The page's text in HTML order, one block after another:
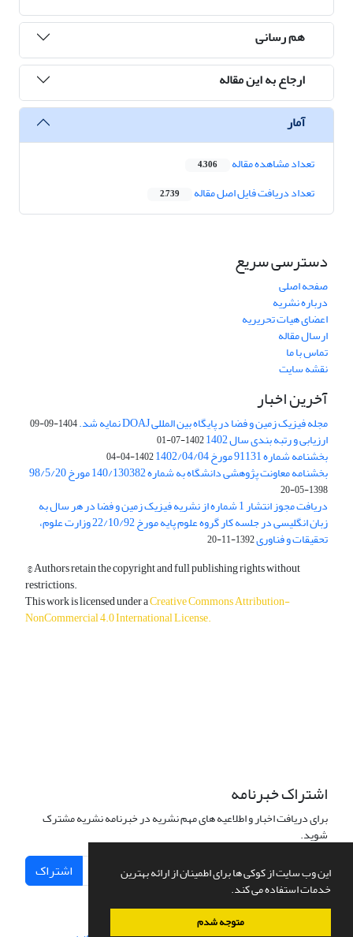
این وب سایت از کوکی ها برای اطمینان از ارائه بهترین
خدمات استفاده می کند.
متوجه شدم
هم رسانی
ارجاع به این مقاله
آمار
تعداد مشاهده مقاله 4,306
تعداد دریافت فایل اصل مقاله 2,739
دسترسی سریع
صفحه اصلی
درباره نشریه
اعضای هیات تحریریه
ارسال مقاله
تماس با ما
نقشه سایت
آخرین اخبار
مجله فیزیک زمین و فضا در پایگاه بین المللی DOAJ نمایه شد. 1404-09-09
ارزیابی و رتبه بندی سال 1402 1402-07-01
بخشنامه شماره 91131 مورخ 1402/04/04 1402-04-04
بخشنامه معاونت پژوهشی دانشگاه به شماره 140/130382 مورخ 98/5/20
1398-05-20
دریافت مجوز انتشار 1 شماره از نشریه فیزیک زمین و فضا در هر سال به
زبان انگلیسی در جلسه کار گروه علوم پایه مورخ 22/10/92 وزارت علوم،
تحقیقات و فناوری1392-11-20
© Authors retain the copyright and full publishing rights without
restrictions.
This work is licensed under aCreative Commons Attribution-
NonCommercial 4.0 International License.
اشتراک خبرنامه
برای دریافت اخبار و اطلاعیه های مهم نشریه در خبرنامه نشریه مشترک
شوید.
اشتراک